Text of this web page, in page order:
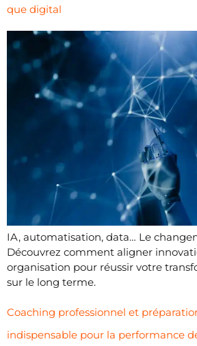
que digital
IA, automatisation, data… Le
Découvrez comment aligner
organisation pour réussir votre
sur le long terme.
Coaching professionnel et
indispensable pour la performance